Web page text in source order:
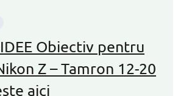
Obiectiv pentru
Z – Tamron 12-20
aici